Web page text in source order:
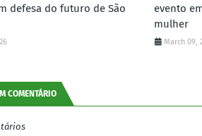
defesa do futuro de São
evento
mulher
March 09,
COMENTÁRIO